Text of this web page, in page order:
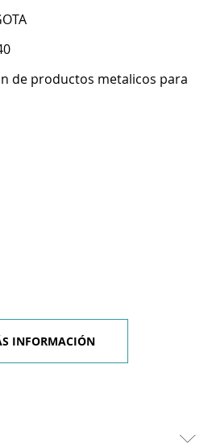
de productos metalicos para
INFORMACIÓN